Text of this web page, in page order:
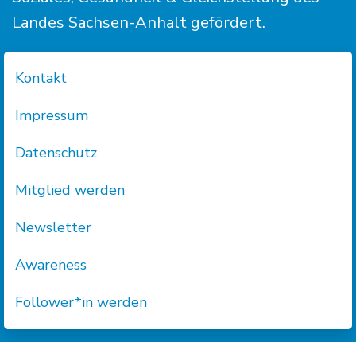
Landes Sachsen-Anhalt gefördert.
Kontakt
Impressum
Datenschutz
Mitglied werden
Newsletter
Awareness
Follower*in werden